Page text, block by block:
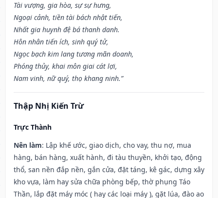
Tài vượng, gia hòa, sự sự hưng,
Ngoại cảnh, tiền tài bách nhật tiến,
Nhất gia huynh đệ bá thanh danh.
Hôn nhân tiến ích, sinh quý tử,
Ngọc bạch kim lang tương mãn doanh,
Phóng thủy, khai môn giai cát lợi,
Nam vinh, nữ quý, thọ khang ninh.”
Thập Nhị Kiến Trừ
Trực Thành
Nên làm: Lập khế ước, giao dịch, cho vay, thu nợ, mua
hàng, bán hàng, xuất hành, đi tàu thuyền, khởi tạo, động
thổ, san nền đắp nền, gắn cửa, đặt táng, kê gác, dựng xây
kho vựa, làm hay sửa chữa phòng bếp, thờ phụng Táo
Thần, lắp đặt máy móc ( hay các loại máy ), gặt lúa, đào ao